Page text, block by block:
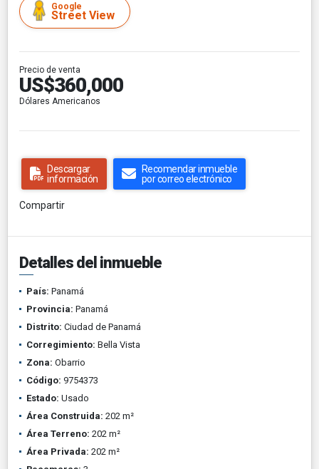
Google
Street View
Precio de venta
US$360,000
Dólares Americanos
Descargar
información
Recomendar inmueble
por correo electrónico
Compartir
Detalles del inmueble
País: Panamá
Provincia: Panamá
Distrito: Ciudad de Panamá
Corregimiento: Bella Vista
Zona: Obarrio
Código: 9754373
Estado: Usado
Área Construida: 202 m²
Área Terreno: 202 m²
Área Privada: 202 m²